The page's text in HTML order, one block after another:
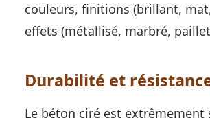
couleurs, finitions (brillant,
effets (métallisé, marbré,
Durabilité et
Le béton ciré est extrêmement